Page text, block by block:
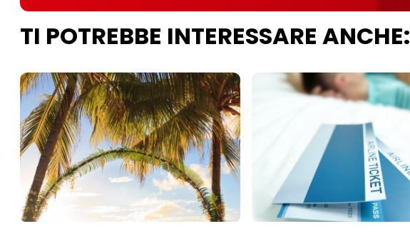
TI POTREBBE INTERESSARE ANCHE: